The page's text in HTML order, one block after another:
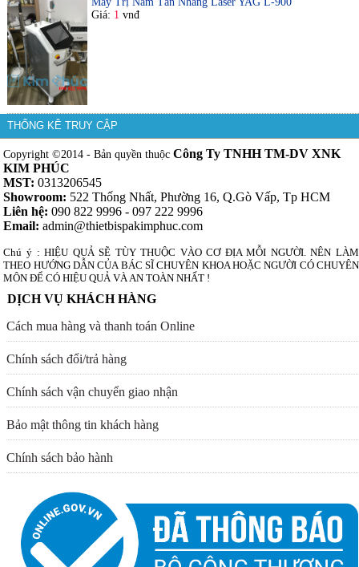
Giá: 1 vnđ
THỐNG KÊ TRUY CẬP
Copyright ©2014 - Bản quyền thuộcCông Ty TNHH TM-DV XNK
KIM PHÚC
MST: 0313206545
Showroom: 522 Thống Nhất, Phường 16, Q.Gò Vấp, Tp HCM
Liên hệ: 090 822 9996 - 097 222 9996
Email: admin@thietbispakimphuc.com
Chú ý : HIỆU QUẢ SẼ TÙY THUỘC VÀO CƠ ĐỊA MỖI NGƯỜI. NÊN LÀM
THEO HƯỚNG DẪN CỦA BÁC SĨ CHUYÊN KHOA HOẶC NGƯỜI CÓ CHUYÊN
MÔN ĐỂ CÓ HIỆU QUẢ VÀ AN TOÀN NHẤT !
DỊCH VỤ KHÁCH HÀNG
Cách mua hàng và thanh toán Online
Chính sách đổi/trả hàng
Chính sách vận chuyển giao nhận
Bảo mật thông tin khách hàng
Chính sách bảo hành